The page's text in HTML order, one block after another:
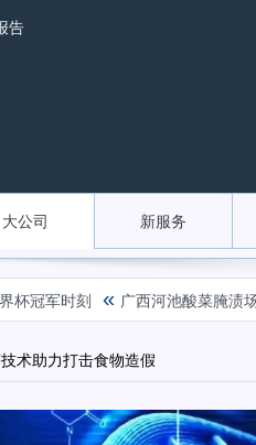
告
大公司 新服务
冠军时刻 « 广西河池酸菜腌渍场
术助力打击食物造假